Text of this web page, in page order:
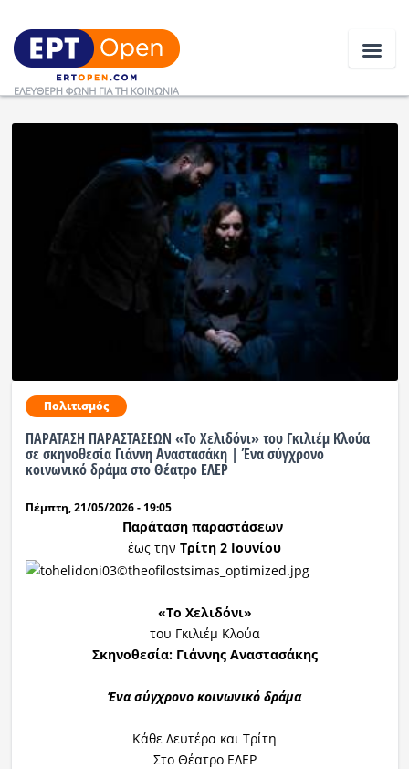
Οικονομία
Ραδιόφωνο LIVE
Εκπομπές
Πολιτισμός
Πολιτισμός
ΠΑΡΑΤΑΣΗ ΠΑΡΑΣΤΑΣΕΩΝ «Το Χελιδόνι» του Γκιλιέμ Κλούα
σε σκηνοθεσία Γιάννη Αναστασάκη | Ένα σύγχρονο
κοινωνικό δράμα στο Θέατρο ΕΛΕΡ
Πέμπτη, 21/05/2026 - 19:05
Παράταση παραστάσεων
έως την Τρίτη 2 Ιουνίου
«Το Χελιδόνι»
του Γκιλιέμ Κλούα
Σκηνοθεσία: Γιάννης Αναστασάκης
Ένα σύγχρονο κοινωνικό δράμα
Κάθε Δευτέρα και Τρίτη
Στο Θέατρο ΕΛΕΡ